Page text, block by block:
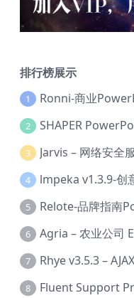
排行榜展示
1 Ronni-商业
2 SHAPER
3
4
5 Relote-品牌指南
6
7
8